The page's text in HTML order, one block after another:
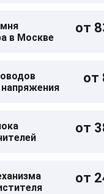
в Москве
от
от
от
от